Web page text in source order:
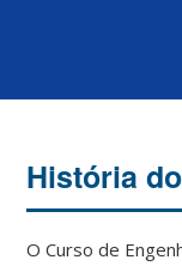
História
O Curso de